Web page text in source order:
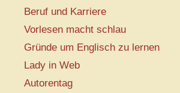
Beruf und Karriere
Vorlesen macht schlau
Gründe um Englisch zu lernen
Lady in Web
Autorentag